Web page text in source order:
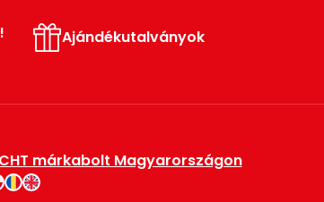
Ajándékutalványok
márkabolt Magyarországon